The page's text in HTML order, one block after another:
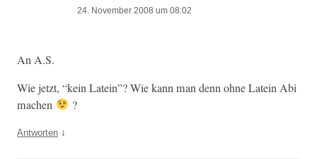
24. November 2008 um 08:02
An A.S.
Wie jet­zt, “kein Latein”? Wie kann man denn ohne Latein Abi
machen
?
Antworten ↓